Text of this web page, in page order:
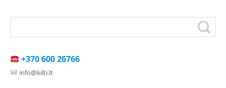
+370 600 26766
info@kilti.lt